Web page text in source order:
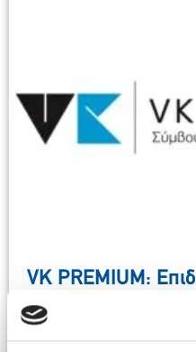
VK PREMIUM:
τουριστικές
Περιφέρεια